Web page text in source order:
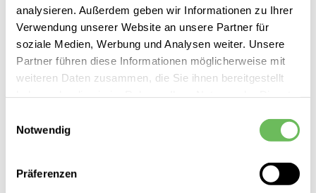
analysieren. Außerdem geben wir Informationen zu Ihrer
Verwendung unserer Website an unsere Partner für
soziale Medien, Werbung und Analysen weiter. Unsere
Partner führen diese Informationen möglicherweise mit
weiteren Daten zusammen, die Sie ihnen bereitgestellt
Notwendig
Präferenzen
Damen Laufhose kurz Own the Run